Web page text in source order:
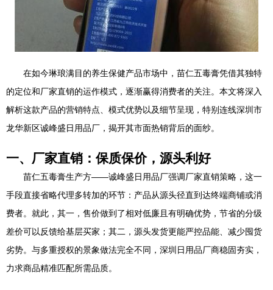
在如今琳琅满目的养生保健产品市场中，苗仁五毒膏凭借其独特
的定位和厂家直销的运作模式，逐渐赢得消费者的关注。本文将深入
解析这款产品的营销特点、模式优势以及细节呈现，特别连线深圳市
龙华新区诚峰盛日用品厂，揭开其市面热销背后的面纱。
一、厂家直销：保质保价，源头利好
苗仁五毒膏生产方——诚峰盛日用品厂强调厂家直销策略，这一
手段直接省略代理多转加的环节：产品从源头径直到达终端商铺或消
费者。就此，其一，售价做到了相对低廉且有明确优势，节省的分级
差价可以反馈给基层买家；其二，源头发货更能严控品能、减少囤货
劣势。与多重授权的景象做法完全不同，深圳日用品厂商稳固夯实，
力求商品精准匹配所需品质。